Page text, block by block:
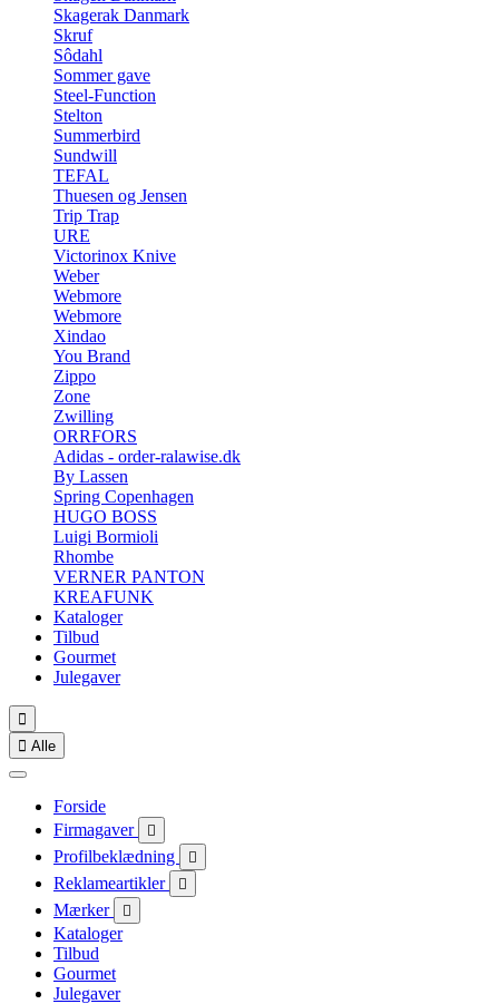
Skagerak Danmark
Skruf
Sôdahl
Sommer gave
Steel-Function
Stelton
Summerbird
Sundwill
TEFAL
Thuesen og Jensen
Trip Trap
URE
Victorinox Knive
Weber
Webmore
Webmore
Xindao
You Brand
Zippo
Zone
Zwilling
ORRFORS
Adidas - order-ralawise.dk
By Lassen
Spring Copenhagen
HUGO BOSS
Luigi Bormioli
Rhombe
VERNER PANTON
KREAFUNK
Kataloger
Tilbud
Gourmet
Julegaver

 Alle
Forside
Firmagaver

Profilbeklædning 
Reklameartikler 
Mærker 
Kataloger
Tilbud
Gourmet
Julegaver